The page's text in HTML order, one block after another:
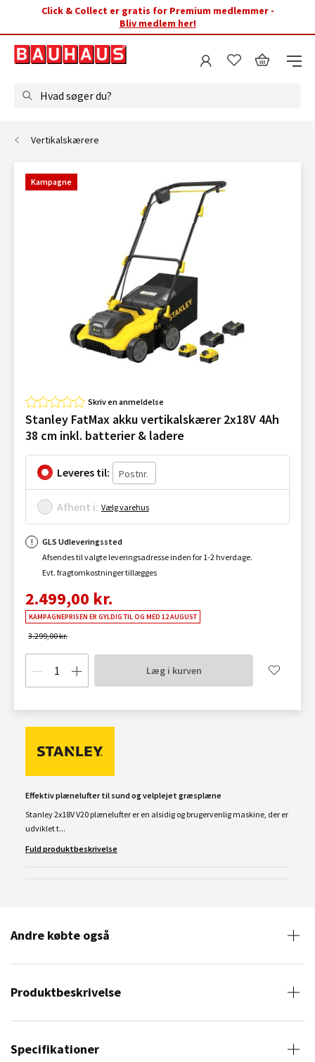
Click & Collect er gratis for Premium medlemmer -
Bliv medlem her!
Hvad søger du?
Vertikalskærere
Kampagne
Skriv en anmeldelse
Stanley FatMax akku vertikalskærer 2x18V 4Ah
38 cm inkl. batterier & ladere
Leveres til:
Afhent i: Vælg varehus
GLS Udleveringssted
Afsendes til valgte leveringsadresse inden for 1-2 hverdage.
Evt. fragtomkostninger tillægges
2.499,00 kr.
KAMPAGNEPRISEN ER GYLDIG TIL OG MED 12 AUGUST
3.299,00 kr.
Læg i kurven
Effektiv plænelufter til sund og velplejet græsplæne
Stanley 2x18V V20 plænelufter er en alsidig og brugervenlig maskine, der er
udviklet t...
Fuld produktbeskrivelse
Andre købte også
Produktbeskrivelse
Specifikationer